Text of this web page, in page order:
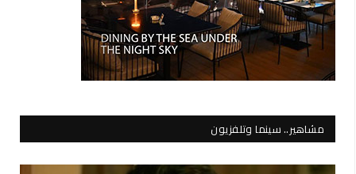
مشاهير.. سينما وتلفزيون